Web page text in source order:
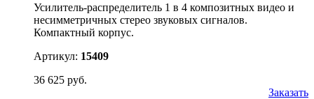
Усилитель-распределитель 1 в 4 композитных видео и
несимметричных стерео звуковых сигналов.
Компактный корпус.
Артикул: 15409
36 625 руб.
Заказать